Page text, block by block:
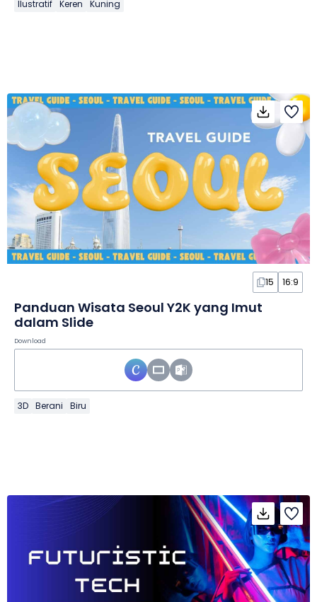
Ilustratif Keren Kuning
15 16:9
Panduan Wisata Seoul Y2K yang Imut
dalam Slide
Download
3D Berani Biru